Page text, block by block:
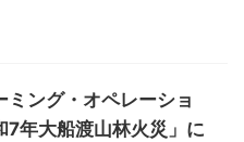
ミング・オペレーショ
7年大船渡山林火災」に